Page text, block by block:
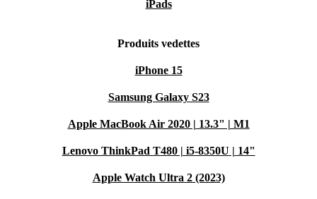
iPads
Produits vedettes
iPhone 15
Samsung Galaxy S23
Apple MacBook Air 2020 | 13.3" | M1
Lenovo ThinkPad T480 | i5-8350U | 14"
Apple Watch Ultra 2 (2023)